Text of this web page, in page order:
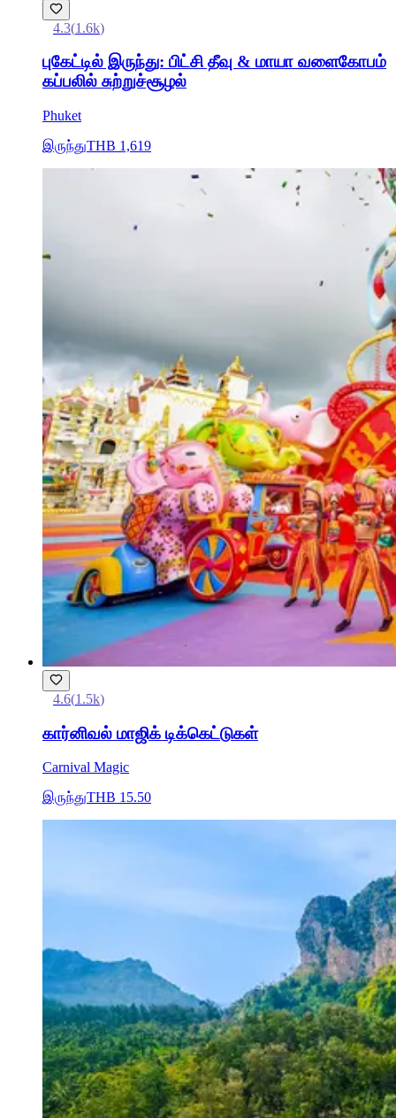
4.3(1.6k)
புகேட்டில் இருந்து: பிட்சி தீவு & மாயா வளைகோபம்
கப்பலில் சுற்றுச்சூழல்
Phuket
இருந்துTHB 1,619
4.6(1.5k)
கார்னிவல் மாஜிக் டிக்கெட்டுகள்
Carnival Magic
இருந்துTHB 15.50